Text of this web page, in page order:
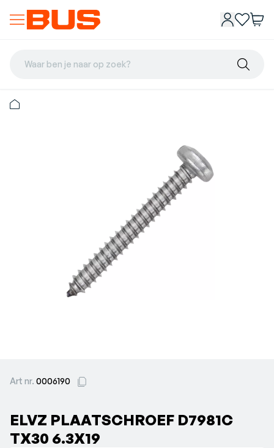
Waar ben je naar op zoek?
Art nr. 0006190
ELVZ PLAATSCHROEF D7981C
TX30 6.3X19